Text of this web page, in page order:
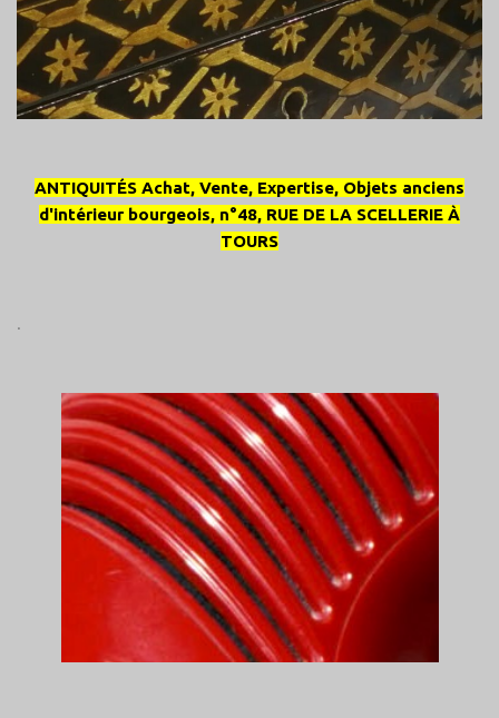
ANTIQUITÉS Achat, Vente, Expertise, Objets anciens
d'intérieur bourgeois, n°48, RUE DE LA SCELLERIE À
TOURS
.